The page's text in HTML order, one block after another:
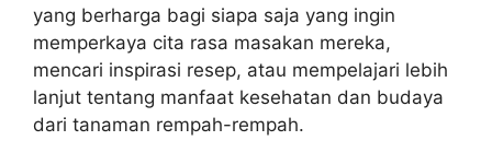
yang berharga bagi siapa saja yang ingin
memperkaya cita rasa masakan mereka,
mencari inspirasi resep, atau mempelajari lebih
lanjut tentang manfaat kesehatan dan budaya
dari tanaman rempah-rempah.